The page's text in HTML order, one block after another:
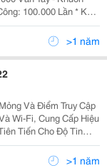
Usb / Wifi - Hiển
>1 năm
Và Điểm Truy Cập
Wi-Fi, Cung Cấp Hiệu
Tiến Cho Độ Tin
Hợp Tuyệt Vời. F22
Vân Tay Nhan>1 năm